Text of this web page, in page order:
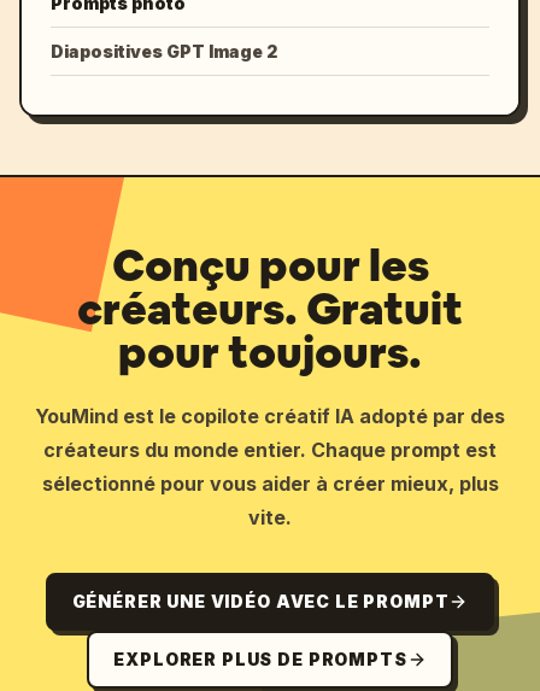
Diapositives GPT Image 2
Conçu pour les
créateurs. Gratuit
pour toujours.
YouMind est le copilote créatif IA adopté par des
créateurs du monde entier. Chaque prompt est
sélectionné pour vous aider à créer mieux, plus
vite.
GÉNÉRER UNE VIDÉO AVEC LE PROMPT
EXPLORER PLUS DE PROMPTS